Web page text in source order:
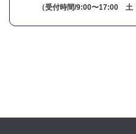
（受付時間/9:00〜17:00 土